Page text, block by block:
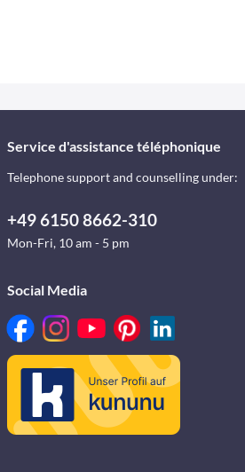
Service d'assistance téléphonique
Telephone support and counselling under:
+49 6150 8662-310
Mon-Fri, 10 am - 5 pm
Social Media